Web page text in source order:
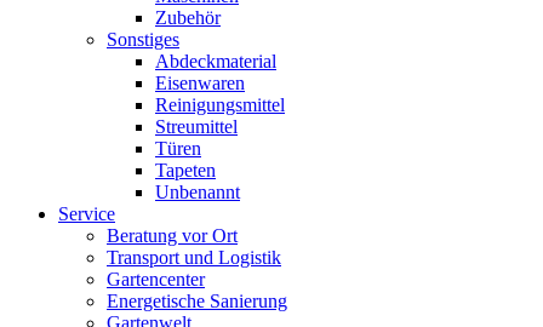
Zubehör
Sonstiges
Abdeckmaterial
Eisenwaren
Reinigungsmittel
Streumittel
Türen
Tapeten
Unbenannt
Service
Beratung vor Ort
Transport und Logistik
Gartencenter
Energetische Sanierung
Gartenwelt